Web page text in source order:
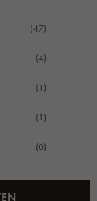
(47)
(4)
(1)
(1)
(0)